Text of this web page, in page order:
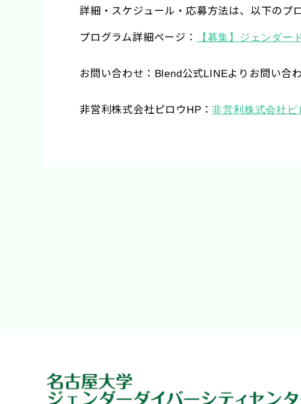
詳細・スケジュール・応募方法は、以下のプ
プログラム詳細ページ：
【募集】ジェンダ
お問い合わせ： Blend公式LINEよりお問い合
非営利株式会社ピロウHP ：非営利株式会社ピ